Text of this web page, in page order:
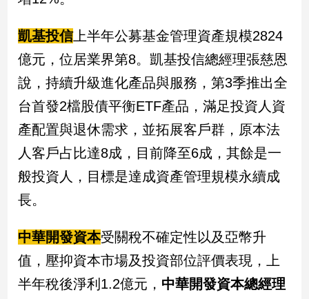
凱基投信上半年公募基金管理資產規模2824
億元，位居業界第8。凱基投信總經理張慈恩
說，持續升級進化產品與服務，第3季推出全
台首發2檔股債平衡ETF產品，滿足投資人資
產配置與退休需求，並拓展客戶群，原本法
人客戶占比達8成，目前降至6成，其餘是一
般投資人，目標是達成資產管理規模永續成
長。
中華開發資本受關稅不確定性以及亞幣升
值，壓抑資本市場及投資部位評價表現，上
半年稅後淨利1.2億元， 中華開發資本總經理